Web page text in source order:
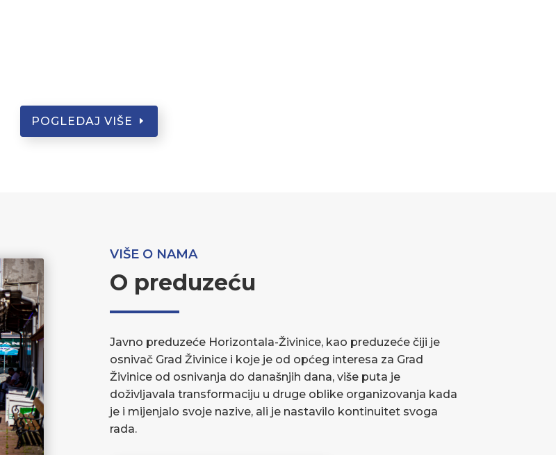
POGLEDAJ VIŠE
VIŠE O NAMA
O preduzeću
Javno preduzeće Horizontala-Živinice, kao preduzeće čiji je
osnivač Grad Živinice i koje je od općeg interesa za Grad
Živinice od osnivanja do današnjih dana, više puta je
doživljavala transformaciju u druge oblike organizovanja kada
je i mijenjalo svoje nazive, ali je nastavilo kontinuitet svoga
rada.